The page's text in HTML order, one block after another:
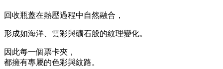
回收瓶蓋在熱壓過程中自然融合，
形成如海洋、雲彩與礦石般的紋理變化。
因此每一個票卡夾，
都擁有專屬的色彩與紋路。